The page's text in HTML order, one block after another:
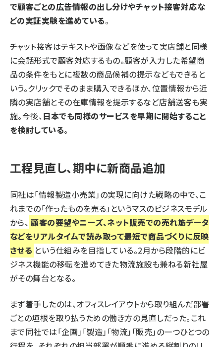
で顧客ごとの広告情報の出し分けやチャット接客対応な
どの実証実験を進めている。
チャット接客はテキストや画像などを使って実店舗と同様
に会話形式で顧客対応するもの。顧客が入力した希望商
品の条件をもとに複数の商品候補の提示などもできると
いう。クリックでそのまま購入できるほか、位置情報から近
隣の実店舗とその在庫情報を提示するなど店舗送客も実
施。今後、日本でも同様のサービスを早期に開始すること
を検討している。
工程見直し、期中に新商品追加
同社は「情報製造小売業」の実現に向けた戦略の中で、こ
れまでの「作ったものを売る」というマスのビジネスモデル
から、 顧客の要望やニーズ、ネット販売での売れ筋データ
などをリアルタイムで読み取って最短で商品づくりに反映
させる という仕組みを目指している。2月から段階的にビ
ジネス機能の移転を進めてきた物流施設も兼ねる新社屋
がその舞台となる。
まず着手したのは、オフィスレイアウトから取り組んだ部署
ごとの垣根を取り払うための働き方の見直しだった。これ
まで同社では「企画」「製造」「物流」「販売」の一つひとつの